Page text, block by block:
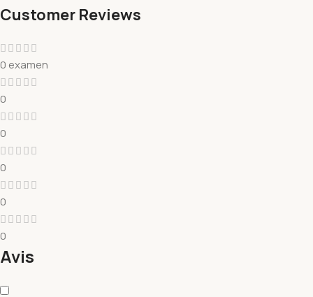
Customer Reviews
0 examen
0
0
0
0
0
Avis